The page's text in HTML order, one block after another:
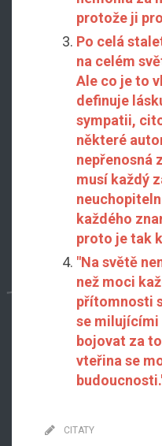
protože ji
Po celá
na celém
Ale co je to
definuje
sympatii,
některé
nepřenosná
musí každý
každého
proto je tak
"Na světě
než moci
přítomnosti
se milujícími
bojovat za
vteřina se
CITATY